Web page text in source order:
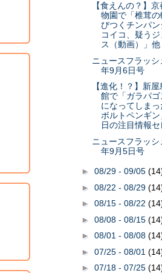
【食えんの？】
物園で「椎茸
びつくチンパ
コイコ、疑う
ス（動画）」他
ニュースフラッシ
年9月6日号
【進化！？】新
館で「ガラパゴ
になってしまっ
ボルトペンギ
日の注目情報セ
ニュースフラッシ
年9月5日号
► 08/29 - 09/05
► 08/22 - 08/29
► 08/15 - 08/22
► 08/08 - 08/15
► 08/01 - 08/08
► 07/25 - 08/01
► 07/18 - 07/25